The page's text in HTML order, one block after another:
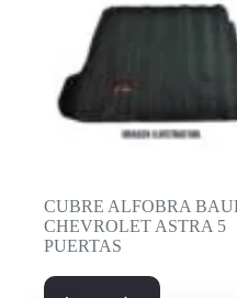
CUBRE ALFOBRA
CHEVROLET ASTRA 5
PUERTAS